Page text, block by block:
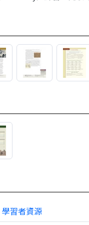
學習者資源